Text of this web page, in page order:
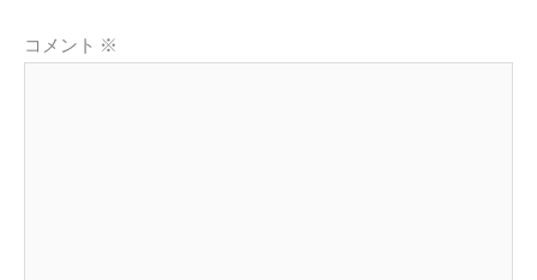
コメント ※